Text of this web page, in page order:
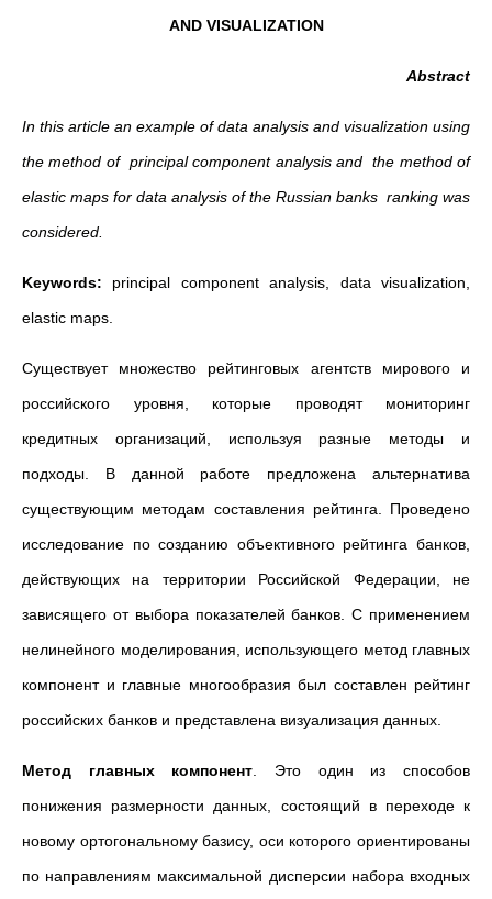
AND VISUALIZATION
Abstract
In this article an example of data analysis and visualization using
the method of principal component analysis and the method of
elastic maps for data analysis of the Russian banks ranking was
considered.
Keywords: principal component analysis, data visualization,
elastic maps.
Существует множество рейтинговых агентств мирового и
российского уровня, которые проводят мониторинг
кредитных организаций, используя разные методы и
подходы. В данной работе предложена альтернатива
существующим методам составления рейтинга. Проведено
исследование по созданию объективного рейтинга банков,
действующих на территории Российской Федерации, не
зависящего от выбора показателей банков. С применением
нелинейного моделирования, использующего метод главных
компонент и главные многообразия был составлен рейтинг
российских банков и представлена визуализация данных.
Метод главных компонент . Это один из способов
понижения размерности данных, состоящий в переходе к
новому ортогональному базису, оси которого ориентированы
по направлениям максимальной дисперсии набора входных